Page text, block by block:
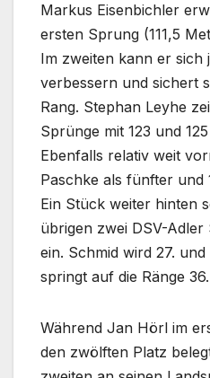
Markus Eisenbichler
ersten Sprung (111,5
Im zweiten kann er sich
verbessern und sichert
Rang. Stephan Leyhe
Sprünge mit 123 und
Ebenfalls relativ weit
Paschke als fünfter und
Ein Stück weiter hinten
übrigen zwei DSV-Adler
ein. Schmid wird 27.
springt auf die Ränge
Während Jan Hörl im
den zwölften Platz